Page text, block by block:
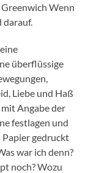
Wenn
überflüssige
Liebe und Haß
Angabe der
festlagen und
Papier gedruckt
war ich denn?
noch? Wozu